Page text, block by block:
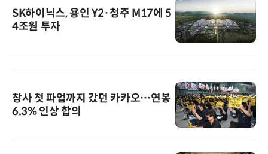
SK하이닉스, 용인 Y2·청주 M17에 5
4조원 투자
창사 첫 파업까지 갔던 카카오…연봉
6.3% 인상 합의